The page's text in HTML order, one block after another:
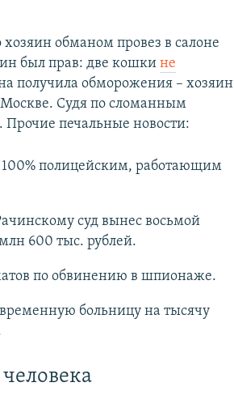
обманом провез в салоне
был прав: две кошкине
получила обморожения – хозяин
Судя по сломанным
печальные новости:
полицейским, работающим
суд вынес восьмой
600 тыс. рублей.
по обвинению в шпионаже.
больницу на тысячу